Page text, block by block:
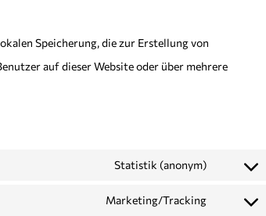
Speicherung, die zur Erstellung von
auf dieser Website oder über mehrere
Statistik (anonym)
Marketing/Tracking